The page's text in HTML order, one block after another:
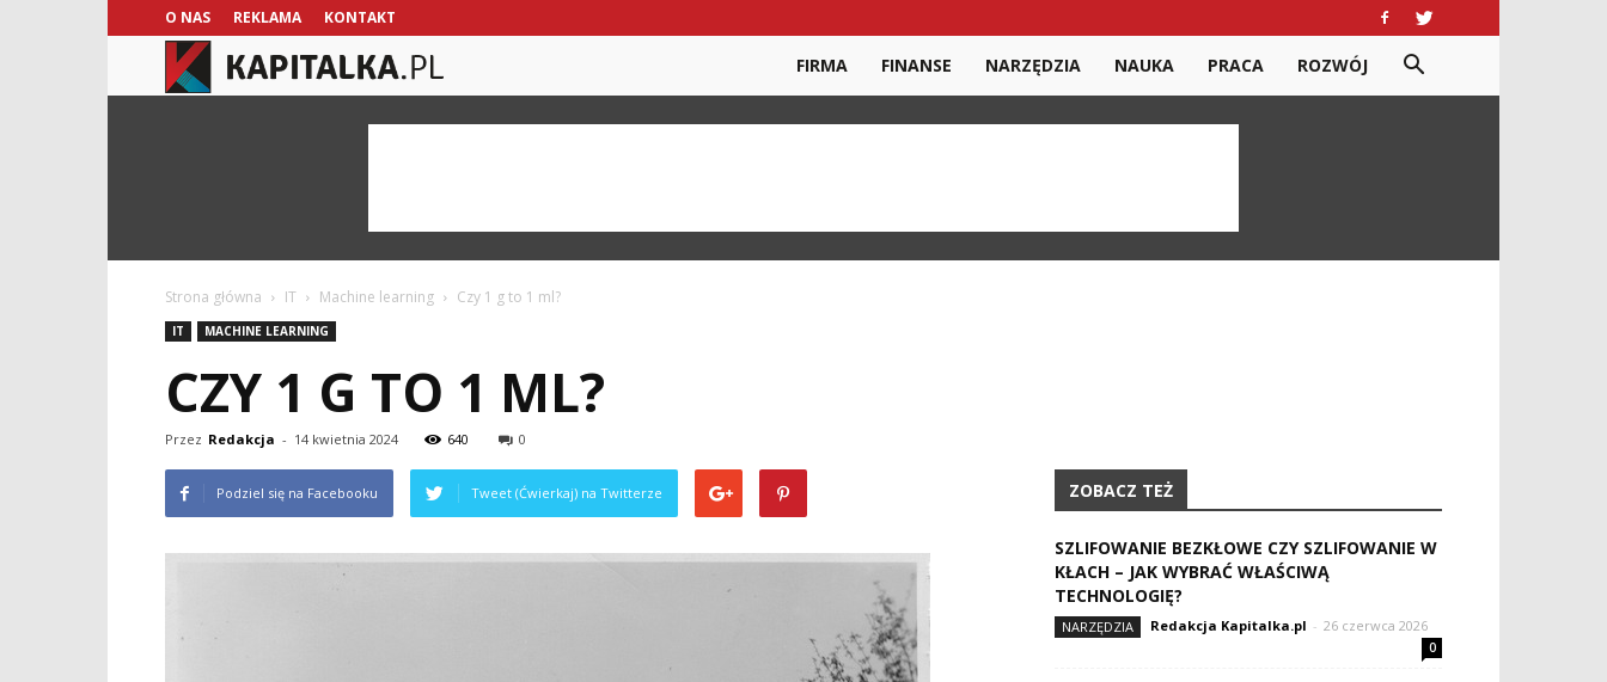
O NAS REKLAMA KONTAKT
FIRMA FINANSE NARZĘDZIA NAUKA PRACA ROZWÓJ
Strona główna IT Machine learning Czy 1 g to 1 ml?
IT MACHINE LEARNING
CZY 1 G TO 1 ML?
Przez Redakcja - 14 kwietnia 2024 640 0
Podziel się na Facebooku Tweet (Ćwierkaj) na Twitterze ZOBACZ TEŻ
SZLIFOWANIE BEZKŁOWE CZY SZLIFOWANIE W
KŁACH – JAK WYBRAĆ WŁAŚCIWĄ
TECHNOLOGIĘ?
NARZĘDZIA Redakcja Kapitalka.pl - 26 czerwca 2026
0